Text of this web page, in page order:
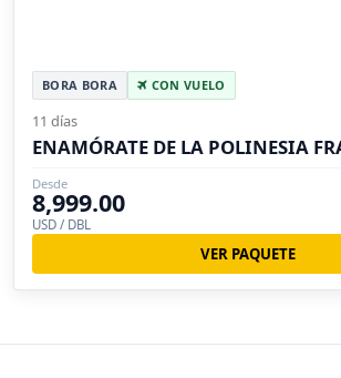
BORA BORA CON VUELO
11 días
ENAMÓRATE DE LA POLINESIA
Desde
8,999.00
USD / DBL
VER PAQUETE